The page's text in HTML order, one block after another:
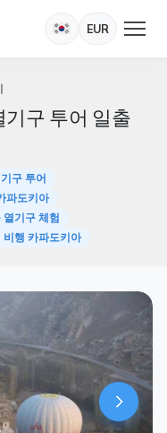
EUR
구 투어 일출
구 투어
파도키아
열기구 체험
비행 카파도키아